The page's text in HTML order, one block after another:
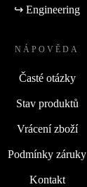
↪ Engineering
NÁPOVĚDA
Časté otázky
Stav produktů
Vrácení zboží
Podmínky záruky
Kontakt